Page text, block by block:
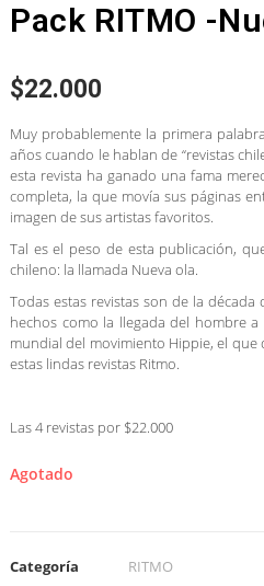
Pack RITMO -
$22.000
Muy probablemente la primera
años cuando le hablan de “revistas
esta revista ha ganado una fama
completa, la que movía sus páginas
imagen de sus artistas favoritos.
Tal es el peso de esta publicación,
chileno: la llamada Nueva ola.
Todas estas revistas son de la
hechos como la llegada del hombre
mundial del movimiento Hippie, el
estas lindas revistas Ritmo.
Las 4 revistas por $22.000
Agotado
Categoría RITMO